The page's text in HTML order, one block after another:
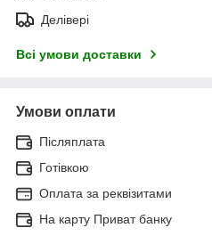
Делівері
Всі умови доставки
Умови оплати
Післяплата
Готівкою
Оплата за реквізитами
На карту Приват банку